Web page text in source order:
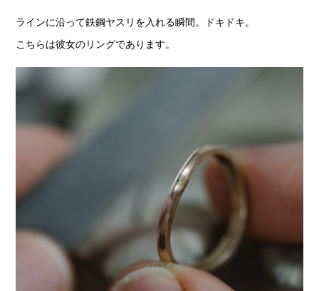
ラインに沿って鉄鋼ヤスリを入れる瞬間。ドキドキ。
こちらは彼女のリングであります。